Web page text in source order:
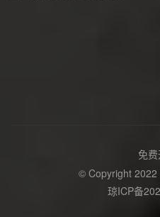
免
© Copyright 2022
琼ICP备